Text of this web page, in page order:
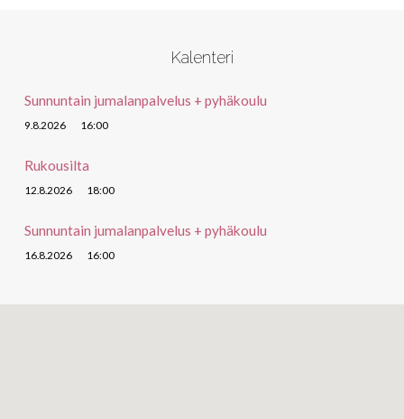
Kalenteri
Sunnuntain jumalanpalvelus + pyhäkoulu
9.8.2026 16:00
Rukousilta
12.8.2026 18:00
Sunnuntain jumalanpalvelus + pyhäkoulu
16.8.2026 16:00